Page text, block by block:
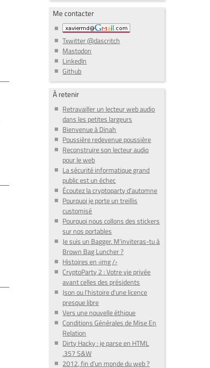
Me contacter
Txwitter @dascritch
Mastodon
LinkedIn
Github
À retenir
Retravailler un lecteur web audio
dans les petites largeurs
Bienvenue à Dinah
Poussière redevenue poussière
Reconstruire son lecteur audio
pour le web
La sécurité informatique grand
public est un échec
Écoutez la cryptoparty d'automne
Pourquoi je porte un treillis
customisé
Pourquoi nous collons des stickers
sur nos portables
Je suis un Bagger. M'inviteras-tu à
Brown Bag Luncher ?
Histoires en ‹img /›
CryptoParty 2 : Votre vie privée
avant celles des présidents
Json ou l'histoire d'une licence
presque libre
Vers une nouvelle éthique
Conditions Générales de Mise En
Relation
Dirty Hacky : je parse en HTML
.357 S&W
2012, fin d'un monde du web ?